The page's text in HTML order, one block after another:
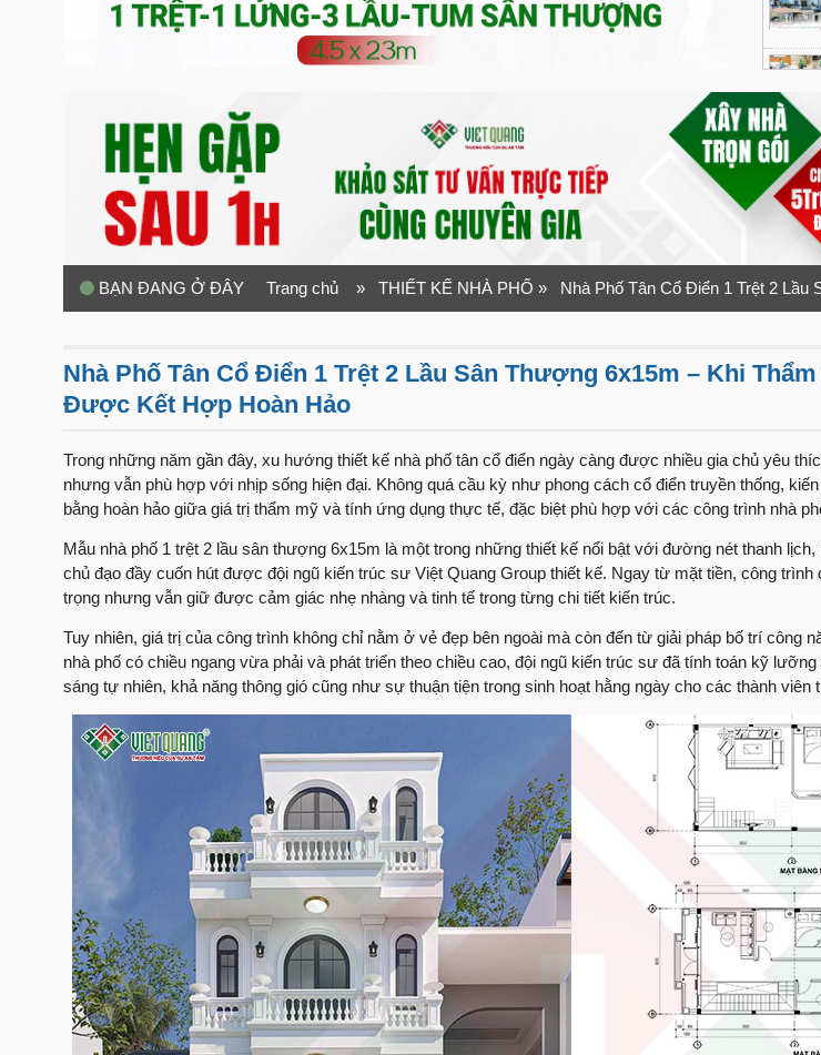
BẠN ĐANG Ở ĐÂY Trang chủ » THIẾT KẾ NHÀ PHỐ » Nhà Phố Tân Cổ Điển 1 Trệt 2 Lầu
Nhà Phố Tân Cổ Điển 1 Trệt 2 Lầu Sân Thượng 6x15m – Khi
Được Kết Hợp Hoàn Hảo
Trong những năm gần đây, xu hướng thiết kế nhà phố tân cổ điển ngày càng được nhiều gia chủ yêu
nhưng vẫn phù hợp với nhịp sống hiện đại. Không quá cầu kỳ như phong cách cổ điển truyền thống,
bằng hoàn hảo giữa giá trị thẩm mỹ và tính ứng dụng thực tế, đặc biệt phù hợp với các công trình nhà
Mẫu nhà phố 1 trệt 2 lầu sân thượng 6x15m là một trong những thiết kế nổi bật với đường nét thanh
chủ đạo đầy cuốn hút được đội ngũ kiến trúc sư Việt Quang Group thiết kế. Ngay từ mặt tiền, công
trọng nhưng vẫn giữ được cảm giác nhẹ nhàng và tinh tế trong từng chi tiết kiến trúc.
Tuy nhiên, giá trị của công trình không chỉ nằm ở vẻ đẹp bên ngoài mà còn đến từ giải pháp bố trí công
nhà phố có chiều ngang vừa phải và phát triển theo chiều cao, đội ngũ kiến trúc sư đã tính toán kỹ
sáng tự nhiên, khả năng thông gió cũng như sự thuận tiện trong sinh hoạt hằng ngày cho các thành viên